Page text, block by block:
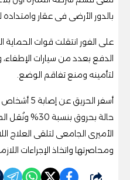
بالدور الأرضى فى عقار وامتداده
على الفور انتقلت قوات الحماية
الدفع بعدد من سيارات
لتأمينه ومنع تفاقم الوضع.
حالة بحروق
الأميرى الجامعى لتلقى العلاج
ومحاصرتها واتخاذ الإجراءات
شارك